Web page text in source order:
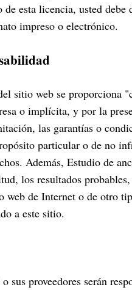
esta licencia, usted
impreso o electrónico.
sitio web se proporciona
o implícita, y por la
las garantías o
particular o de no
Además, Estudio de
los resultados
de Internet o de otro
a este sitio.
proveedores serán